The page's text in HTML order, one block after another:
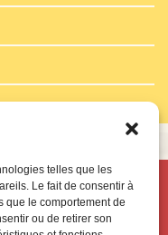
telles que les
Le fait de consentir à
que le comportement de
ou de retirer son